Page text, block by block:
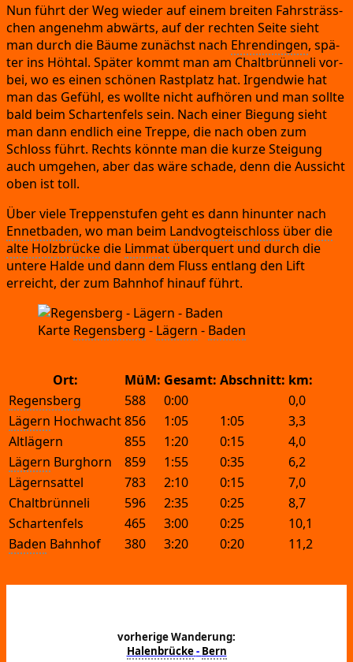
Nun führt der Weg wie­der auf einem brei­ten Fahr­sträs­s­
chen ange­nehm abwärts, auf der rech­ten Sei­te sieht
man durch die Bäu­me zunächst nach Ehren­din­gen, spä­
ter ins Höh­tal. Spä­ter kommt man am Chalt­brün­ne­li vor­
bei, wo es einen schö­nen Rast­platz hat. Irgend­wie hat
man das Gefühl, es woll­te nicht auf­hö­ren und man soll­te
bald beim Schar­ten­fels sein. Nach einer Bie­gung sieht
man dann end­lich eine Trep­pe, die nach oben zum
Schloss führt. Rechts könn­te man die kur­ze Stei­gung
auch umge­hen, aber das wäre scha­de, denn die Aus­sicht
oben ist toll.
Über vie­le Trep­pen­stu­fen geht es dann hin­un­ter nach
Ennet­ba­den, wo man beim Land­vog­tei­schloss überdie
alte Holz­brü­ckedie Lim­mat über­quert und durch die
unte­re Hal­de und dann dem Fluss ent­lang den Lift
erreicht, der zum Bahn­hof hin­auf führt.
Kar­te Regens­berg - Lägern - Baden
Ort: MüM: Gesamt: Abschnitt: km:
Regensberg
588 0:00
0,0
Lägern Hochwacht856 1:05 1:05
3,3
Altlägern
855 1:20 0:15
4,0
Lägern Burghorn 859 1:55 0:35
6,2
Lägernsattel
783 2:10 0:15
7,0
Chaltbrünneli
596 2:35 0:25
8,7
Schartenfels
465 3:00 0:25
10,1
Baden Bahnhof 380 3:20 0:20 11,2
vorherige Wanderung:
Halenbrücke- Bern